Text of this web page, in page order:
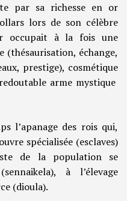
par sa richesse en or
lors de son célèbre
occupait à la fois une
échange,
prestige), cosmétique
arme mystique
l’apanage des rois qui,
spécialisée (esclaves)
de la population se
à l’élevage
(dioula).